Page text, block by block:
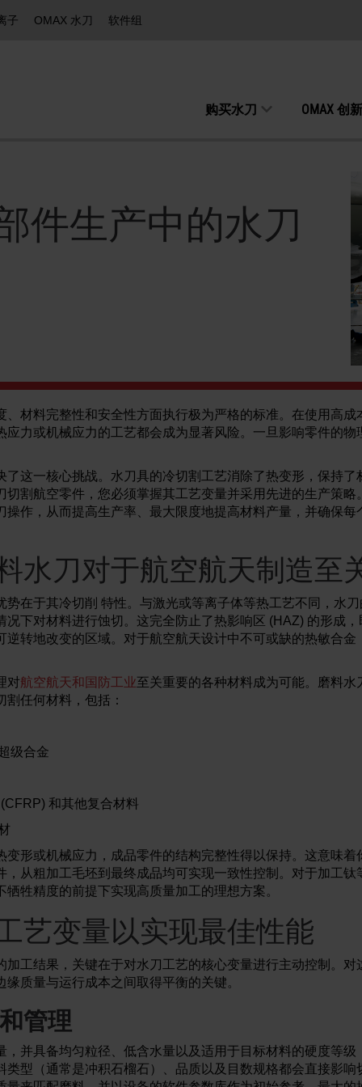
子 OMAX 水刀 软件组
购买水刀 OMAX 创新
件生产中的水刀
、材料完整性和安全性方面执行极为严格的标准。在使用高成
应力或机械应力的工艺都会成为显著风险。一旦影响零件的物
了这一核心挑战。水刀具的冷切割工艺消除了热变形，保持了
切割航空零件，您必须掌握其工艺变量并采用先进的生产策略
操作，从而提高生产率、最大限度地提高材料产量，并确保每
水刀对于航空航天制造至
势在于其冷切削 特性。与激光或等离子体等热工艺不同，水
况下对材料进行蚀切。这完全防止了热影响区 (HAZ) 的形成
逆转地改变的区域。对于航空航天设计中不可或缺的热敏合金
对航空航天和国防工业至关重要的各种材料成为可能。磨料水
任何材料，包括：
级合金
和其他复合材料
变形或机械应力，成品零件的结构完整性得以保持。这意味着
，从粗加工毛坯到最终成品均可实现一致性控制。对于加工钛
牲精度的前提下实现高质量加工的理想方案。
艺变量以实现最佳性能
加工结果，关键在于对水刀工艺的核心变量进行主动控制。对
质量与运行成本之间取得平衡的关键。
管理
，并具备均匀粒径、低含水量以及适用于目标材料的硬度等级
类型（通常是冲积石榴石）、品质以及目数规格都会直接影响